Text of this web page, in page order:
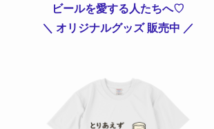
ビールを愛する人たちへ♡
＼ オリジナルグッズ 販売中 ／